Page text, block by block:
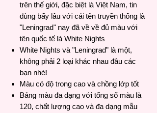
trên thế giới, đặc biệt là Việt Nam, tin
dùng bấy lâu với cái tên truyền thống là
"Leningrad" nay đã về về đủ màu với
tên quốc tế là White Nights
White Nights và "Leningrad" là một,
không phải 2 loại khác nhau đâu các
bạn nhé!
Màu có độ trong cao và chồng lớp tốt
Bảng màu đa dạng với tổng số màu là
120, chất lượng cao và đa dạng mẫu